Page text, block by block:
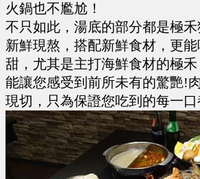
火鍋也不尷尬！
不只如此，湯底的部分都是極
新鮮現熬，搭配新鮮食材，更
甜，尤其是主打海鮮食材的極
能讓您感受到前所未有的驚艷!
現切，只為保證您吃到的每一口